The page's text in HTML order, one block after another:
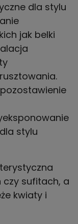
dla stylu
jak belki
stylu
czy sufitach, a
kwiaty i